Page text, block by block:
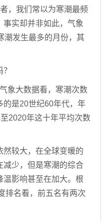
，我们常以为寒潮最频
实却并非如此，气象
潮发生最多的月份，其
象大数据看，寒潮次数
的是20世纪60年代，年
2020年这十年平均次数
然较大，在全球变暖的
减少，但是寒潮的综合
温影响甚至在加大。根
排名看，前五名有两次